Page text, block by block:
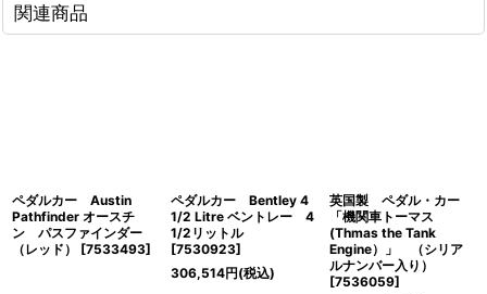
関連商品
ペダルカー Austin
Pathfinder オースチ
ン パスファインダー
（レッド）
[7533493]
ペダルカー Bentley 4
1/2 Litre ベントレー 4
1/2リットル
[7530923]
306,514円(税込)
英国製 ペダル・カー
「機関車トーマス
(Thmas the Tank
Engine）」 （シリア
ルナンバー入り）
[7536059]